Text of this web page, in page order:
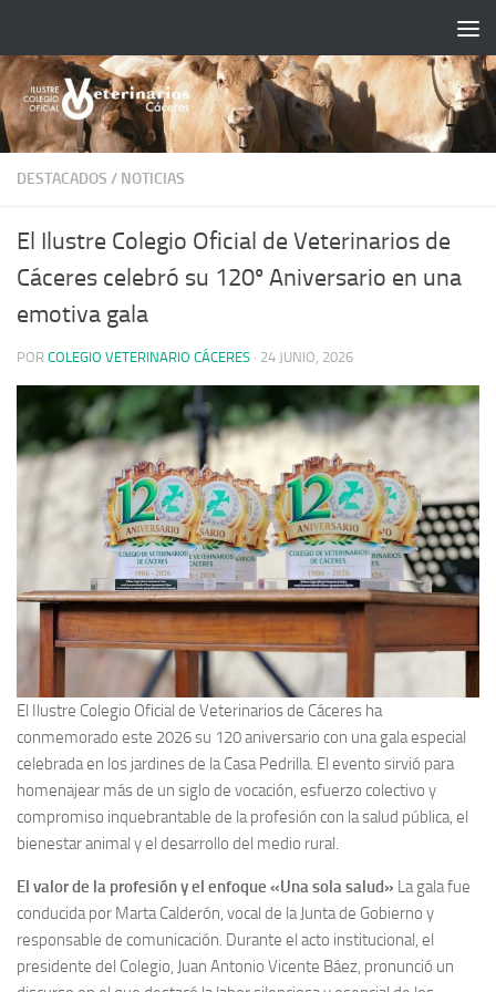
DESTACADOS / NOTICIAS
El Ilustre Colegio Oficial de Veterinarios de
Cáceres celebró su 120º Aniversario en una
emotiva gala
POR COLEGIO VETERINARIO CÁCERES · 24 JUNIO, 2026
El Ilustre Colegio Oficial de Veterinarios de Cáceres ha
conmemorado este 2026 su 120 aniversario con una gala especial
celebrada en los jardines de la Casa Pedrilla. El evento sirvió para
homenajear más de un siglo de vocación, esfuerzo colectivo y
compromiso inquebrantable de la profesión con la salud pública, el
bienestar animal y el desarrollo del medio rural.
El valor de la profesión y el enfoque «Una sola salud» La gala fue
conducida por Marta Calderón, vocal de la Junta de Gobierno y
responsable de comunicación. Durante el acto institucional, el
presidente del Colegio, Juan Antonio Vicente Báez, pronunció un